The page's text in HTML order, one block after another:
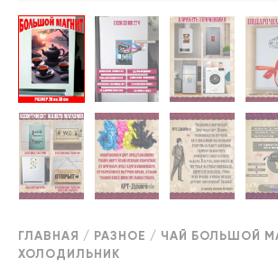
ГЛАВНАЯ / РАЗНОЕ / ЧАЙ БОЛЬШОЙ
ХОЛОДИЛЬНИК